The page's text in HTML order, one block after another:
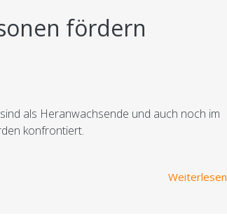
fördern
als Heranwachsende und auch noch im
konfrontiert.
Weiterlesen